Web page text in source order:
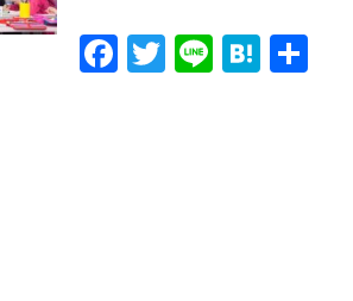
oF
T
Li
H